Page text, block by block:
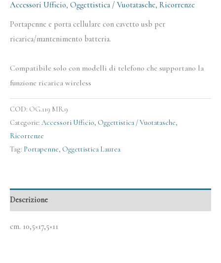
Accessori Ufficio, Oggettistica / Vuotatasche, Ricorrenze
Portapenne e porta cellulare con cavetto usb per
ricarica/mantenimento batteria.
Compatibile solo con modelli di telefono che supportano la
funzione ricarica wireless
COD: OG.119 MR.9
Categorie: Accessori Ufficio, Oggettistica / Vuotatasche,
Ricorrenze
Tag: Portapenne, Oggettistica Laurea
Descrizione
cm. 10,5×17,5×11